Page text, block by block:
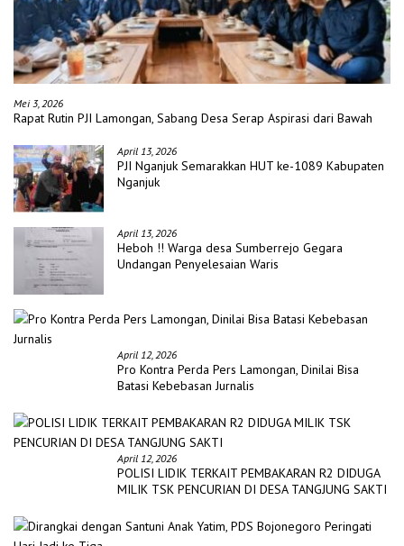
Mei 3, 2026
Rapat Rutin PJI Lamongan, Sabang Desa Serap Aspirasi dari Bawah
April 13, 2026
PJI Nganjuk Semarakkan HUT ke-1089 Kabupaten
Nganjuk
April 13, 2026
Heboh !! Warga desa Sumberrejo Gegara
Undangan Penyelesaian Waris
April 12, 2026
Pro Kontra Perda Pers Lamongan, Dinilai Bisa
Batasi Kebebasan Jurnalis
April 12, 2026
POLISI LIDIK TERKAIT PEMBAKARAN R2 DIDUGA
MILIK TSK PENCURIAN DI DESA TANGJUNG SAKTI